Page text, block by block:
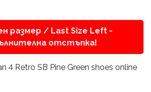
размер / Last Size Left -
отстъпка!
4 Retro SB Pine Green shoes online